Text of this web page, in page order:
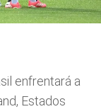
enfrentará a
Estados